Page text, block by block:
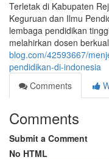
Terletak di Kabupaten
Keguruan dan Ilmu
lembaga pendidikan
melahirkan dosen
blog.com/42593667/
pendidikan-di-indonesia
Comments
Comments
Submit a Comment
No HTML